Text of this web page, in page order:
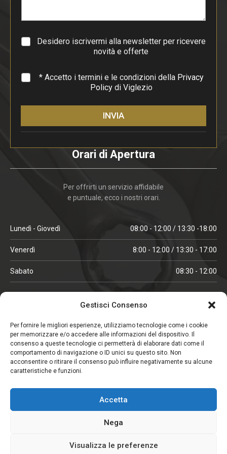
Gestisci Consenso
Per fornire le migliori esperienze, utilizziamo tecnologie come i cookie
per memorizzare e/o accedere alle informazioni del dispositivo. Il
consenso a queste tecnologie ci permetterà di elaborare dati come il
comportamento di navigazione o ID unici su questo sito. Non
acconsentire o ritirare il consenso può influire negativamente su alcune
caratteristiche e funzioni.
Accetta
Nega
Visualizza le preferenze
g
a
f
Desidero iscrivermi alla newsletter per ricevere
novità e offerte
* * Accetto i termini e le condizioni della Privacy
Policydi Viglezio
INVIA
Orari di Apertura
Per offrirti un servizio affidabile
e puntuale, ecco i nostri orari.
Lunedì - Giovedì 08:00 - 12:00 / 13:30 -18:00
Venerdì 8:00 - 12:00 / 13:30 - 17:00
Sabato 08:30 - 12:00
ORARI IN ALTA STAGIONE
Lunedì - Venerdì 08:00 - 12:00 / 13:30 -18:00
Sabato 08:00 - 12:00
CHIUSO IL SABATO
(gennaio, febbraio, agosto, settembre)
Copyright © 2026. Viglezio - Tutti i diritti riservati.